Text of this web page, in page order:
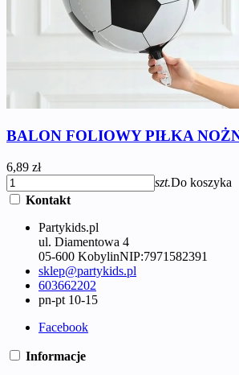
BALON FOLIOWY PIŁKA
6,89 zł
szt.Do koszyka
Kontakt
Partykids.pl
ul. Diamentowa 4
05-600 KobylinNIP:7971582391
sklep@partykids.pl
603662202
pn-pt 10-15
Facebook
Informacje